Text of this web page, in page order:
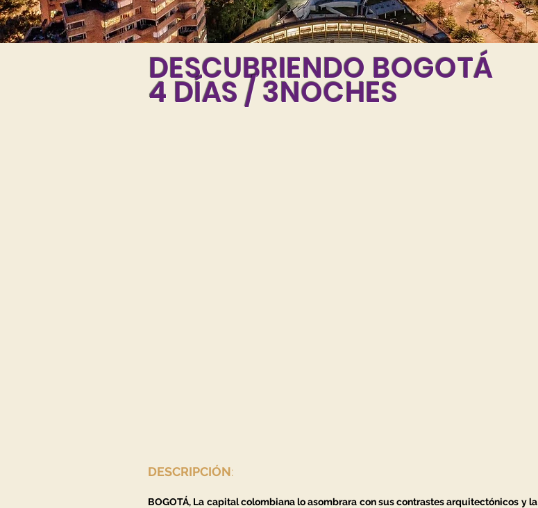
DESCUBRIENDO BOGOTÁ
4 DÍAS/ 3NOCHES
DESCRIPCIÓN:
BOGOTÁ, La capital colombiana lo asombrara con sus contrastes arquitectónicos y la